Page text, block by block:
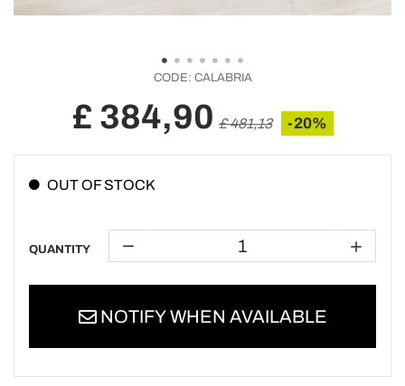
CODE: CALABRIA
£ 384,90 £ 481,13 -20%
OUT OF STOCK
QUANTITY
NOTIFY WHEN AVAILABLE